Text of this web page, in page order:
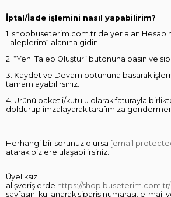
İptal/İade işlemini nasıl yapabilirim?
1. shopbuseterim.com.tr de yer alan
Taleplerim“ alanına gidin.
2. “Yeni Talep Oluştur” butonuna basın ve
3. Kaydet ve Devam botununa basarak
tamamlayabilirsiniz.
4. Ürünü paketli/kutulu olarak faturayla
doldurup imzalayarak tarafımıza
Herhangi bir sorunuz olursa [email
atarak bizlere ulaşabilirsiniz.
Üyeliksiz
alışverişlerde https://
sayfasını kullanarak sipariş numarası, e-mail